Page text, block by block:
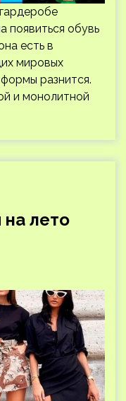
появиться обувь
есть в
мировых
разнится.
и монолитной
лето